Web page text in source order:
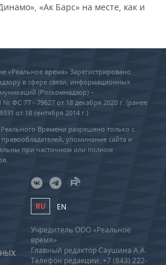
«Ак Барс» на месте, как и
«Реальное время» Зарегистрировано
в сфере связи, информационных
(Роскомнадзор) –
ФС 77 - 79627 от 18 декабря 2020 г. (ранее
от 18 сентября 2014 г.)
Времени разрешено только с
упоминание сайта и
при частичном или полном
RU EN
Учредитель ООО «Реальное
время»
Главный редактор Саушина А.А.
Телефон редакции: +7 (843) 222-